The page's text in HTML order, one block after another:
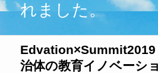
れました。
Edvation×Summit2019
治体の教育イノベーシ